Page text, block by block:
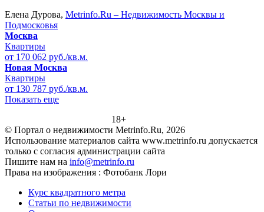
Елена Дурова, Metrinfo.Ru – Недвижимость Москвы и
Подмосковья
Москва
Квартиры
от 170 062 руб./кв.м.
Новая Москва
Квартиры
от 130 787 руб./кв.м.
Показать еще
18+
© Портал о недвижимости Metrinfo.Ru, 2026
Использование материалов сайта www.metrinfo.ru допускается
только с согласия администрации сайта
Пишите нам на info@metrinfo.ru
Права на изображения : Фотобанк Лори
Курс квадратного метра
Статьи по недвижимости